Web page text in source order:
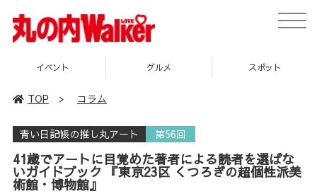
toggle
グルメ スポット 企画
TOP > コラム
青い日記帳の推し丸アート 第56回
41歳でアートに目覚めた著者による読者を選ばな
いガイドブック 『東京23区 くつろぎの超個性派美
術館・博物館』